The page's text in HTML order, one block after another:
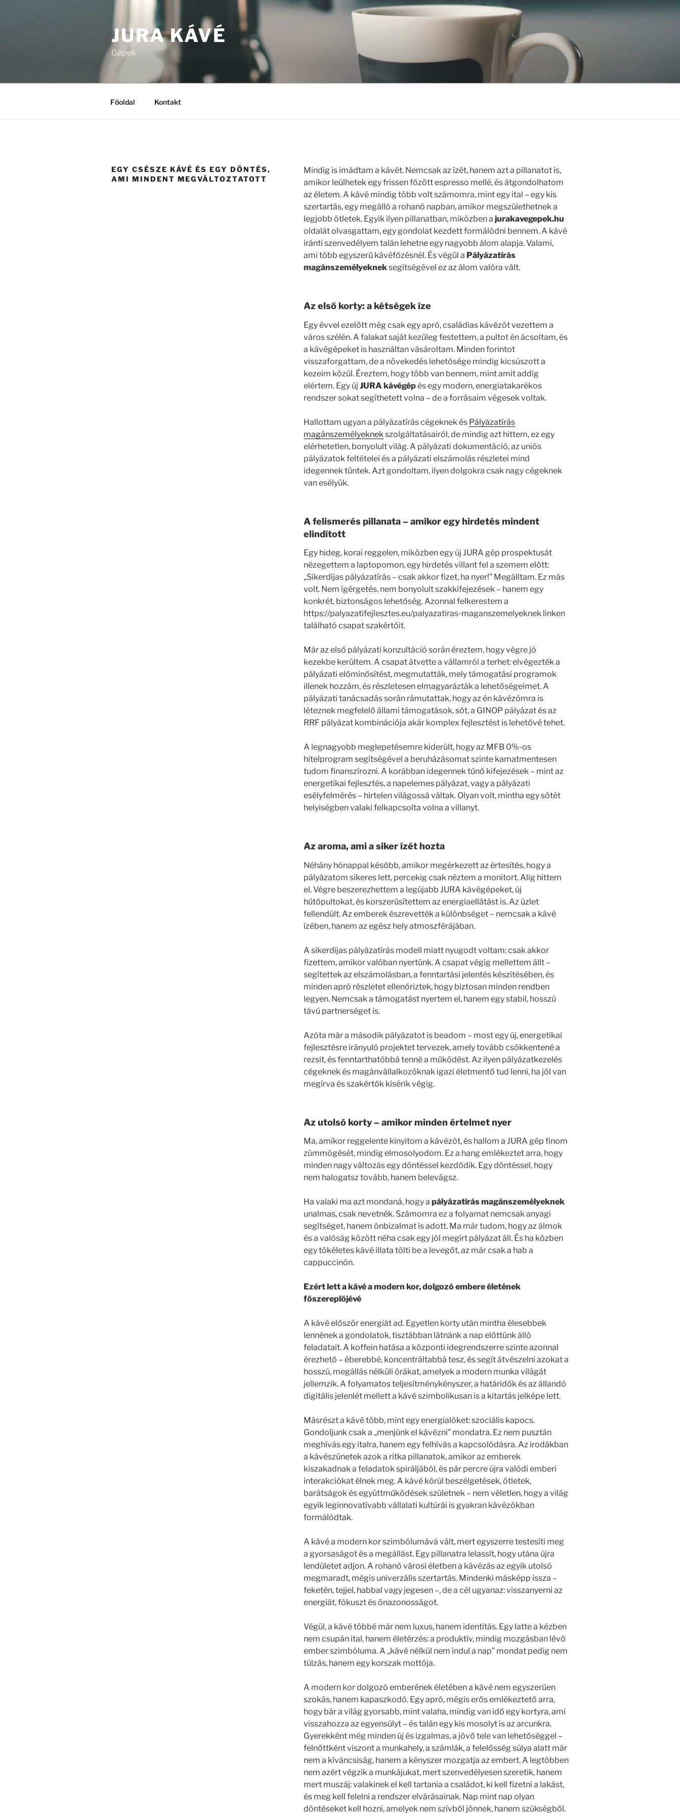
JURA KÁVÉ
Gépek
Főoldal Kontakt
EGY CSÉSZE KÁVÉ ÉS EGY DÖNTÉS,
AMI MINDENT MEGVÁLTOZTATOTT
Mindig is imádtam a kávét. Nemcsak az ízét, hanem azt a pillanatot is,
amikor leülhetek egy frissen főzött espresso mellé, és átgondolhatom
az életem. A kávé mindig több volt számomra, mint egy ital – egy kis
szertartás, egy megálló a rohanó napban, amikor megszülethetnek a
legjobb ötletek. Egyik ilyen pillanatban, miközben a jurakavegepek.hu
oldalát olvasgattam, egy gondolat kezdett formálódni bennem. A kávé
iránti szenvedélyem talán lehetne egy nagyobb álom alapja. Valami,
ami több egyszerű kávéfőzésnél. És végül a Pályázatírás
magánszemélyekneksegítségével ez az álom valóra vált.
Az első korty: a kétségek íze
Egy évvel ezelőtt még csak egy apró, családias kávézót vezettem a
város szélén. A falakat saját kezűleg festettem, a pultot én ácsoltam, és
a kávégépeket is használtan vásároltam. Minden forintot
visszaforgattam, de a növekedés lehetősége mindig kicsúszott a
kezeim közül. Éreztem, hogy több van bennem, mint amit addig
elértem. Egy új JURA kávégépés egy modern, energiatakarékos
rendszer sokat segíthetett volna – de a forrásaim végesek voltak.
Hallottam ugyan a pályázatírás cégeknek és Pályázatírás
magánszemélyeknek szolgáltatásairól, de mindig azt hittem, ez egy
elérhetetlen, bonyolult világ. A pályázati dokumentáció, az uniós
pályázatok feltételei és a pályázati elszámolás részletei mind
idegennek tűntek. Azt gondoltam, ilyen dolgokra csak nagy cégeknek
van esélyük.
A felismerés pillanata – amikor egy hirdetés mindent
elindított
Egy hideg, korai reggelen, miközben egy új JURA gép prospektusát
nézegettem a laptopomon, egy hirdetés villant fel a szemem előtt:
„Sikerdíjas pályázatírás – csak akkor fizet, ha nyer!” Megálltam. Ez más
volt. Nem ígérgetés, nem bonyolult szakkifejezések – hanem egy
konkrét, biztonságos lehetőség. Azonnal felkerestem a
https://palyazatifejlesztes.eu/palyazatiras-maganszemelyeknek linken
található csapat szakértőit.
Már az első pályázati konzultáció során éreztem, hogy végre jó
kezekbe kerültem. A csapat átvette a vállamról a terhet: elvégezték a
pályázati előminősítést, megmutatták, mely támogatási programok
illenek hozzám, és részletesen elmagyarázták a lehetőségeimet. A
pályázati tanácsadás során rámutattak, hogy az én kávézómra is
léteznek megfelelő állami támogatások, sőt, a GINOP pályázat és az
RRF pályázat kombinációja akár komplex fejlesztést is lehetővé tehet.
A legnagyobb meglepetésemre kiderült, hogy az MFB 0%-os
hitelprogram segítségével a beruházásomat szinte kamatmentesen
tudom finanszírozni. A korábban idegennek tűnő kifejezések – mint az
energetikai fejlesztés, a napelemes pályázat, vagy a pályázati
esélyfelmérés – hirtelen világossá váltak. Olyan volt, mintha egy sötét
helyiségben valaki felkapcsolta volna a villanyt.
Az aroma, ami a siker ízét hozta
Néhány hónappal később, amikor megérkezett az értesítés, hogy a
pályázatom sikeres lett, percekig csak néztem a monitort. Alig hittem
el. Végre beszerezhettem a legújabb JURA kávégépeket, új
hűtőpultokat, és korszerűsítettem az energiaellátást is. Az üzlet
fellendült. Az emberek észrevették a különbséget – nemcsak a kávé
ízében, hanem az egész hely atmoszférájában.
A sikerdíjas pályázatírás modell miatt nyugodt voltam: csak akkor
fizettem, amikor valóban nyertünk. A csapat végig mellettem állt –
segítettek az elszámolásban, a fenntartási jelentés készítésében, és
minden apró részletet ellenőriztek, hogy biztosan minden rendben
legyen. Nemcsak a támogatást nyertem el, hanem egy stabil, hosszú
távú partnerséget is.
Azóta már a második pályázatot is beadom – most egy új, energetikai
fejlesztésre irányuló projektet tervezek, amely tovább csökkentené a
rezsit, és fenntarthatóbbá tenné a működést. Az ilyen pályázatkezelés
cégeknek és magánvállalkozóknak igazi életmentő tud lenni, ha jól van
megírva és szakértők kísérik végig.
Az utolsó korty – amikor minden értelmet nyer
Ma, amikor reggelente kinyitom a kávézót, és hallom a JURA gép finom
zümmögését, mindig elmosolyodom. Ez a hang emlékeztet arra, hogy
minden nagy változás egy döntéssel kezdődik. Egy döntéssel, hogy
nem halogatsz tovább, hanem belevágsz.
Ha valaki ma azt mondaná, hogy a pályázatírás magánszemélyeknek
unalmas, csak nevetnék. Számomra ez a folyamat nemcsak anyagi
segítséget, hanem önbizalmat is adott. Ma már tudom, hogy az álmok
és a valóság között néha csak egy jól megírt pályázat áll. És ha közben
egy tökéletes kávé illata tölti be a levegőt, az már csak a hab a
cappuccinón.
Ezért lett a kávé a modern kor, dolgozó embere életének
főszereplőjévé
A kávé először energiát ad. Egyetlen korty után mintha élesebbek
lennének a gondolatok, tisztábban látnánk a nap előttünk álló
feladatait. A koffein hatása a központi idegrendszerre szinte azonnal
érezhető – éberebbé, koncentráltabbá tesz, és segít átvészelni azokat a
hosszú, megállás nélküli órákat, amelyek a modern munka világát
jellemzik. A folyamatos teljesítménykényszer, a határidők és az állandó
digitális jelenlét mellett a kávé szimbolikusan is a kitartás jelképe lett.
Másrészt a kávé több, mint egy energialöket: szociális kapocs.
Gondoljunk csak a „menjünk el kávézni” mondatra. Ez nem pusztán
meghívás egy italra, hanem egy felhívás a kapcsolódásra. Az irodákban
a kávészünetek azok a ritka pillanatok, amikor az emberek
kiszakadnak a feladatok spiráljából, és pár percre újra valódi emberi
interakciókat élnek meg. A kávé körül beszélgetések, ötletek,
barátságok és együttműködések születnek – nem véletlen, hogy a világ
egyik leginnovatívabb vállalati kultúrái is gyakran kávézókban
formálódtak.
A kávé a modern kor szimbólumává vált, mert egyszerre testesíti meg
a gyorsaságot és a megállást. Egy pillanatra lelassít, hogy utána újra
lendületet adjon. A rohanó városi életben a kávézás az egyik utolsó
megmaradt, mégis univerzális szertartás. Mindenki másképp issza –
feketén, tejjel, habbal vagy jegesen –, de a cél ugyanaz: visszanyerni az
energiát, fókuszt és önazonosságot.
Végül, a kávé többé már nem luxus, hanem identitás. Egy latte a kézben
nem csupán ital, hanem életérzés: a produktív, mindig mozgásban lévő
ember szimbóluma. A „kávé nélkül nem indul a nap” mondat pedig nem
túlzás, hanem egy korszak mottója.
A modern kor dolgozó emberének életében a kávé nem egyszerűen
szokás, hanem kapaszkodó. Egy apró, mégis erős emlékeztető arra,
hogy bár a világ gyorsabb, mint valaha, mindig van idő egy kortyra, ami
visszahozza az egyensúlyt – és talán egy kis mosolyt is az arcunkra.
Gyerekként még minden új és izgalmas, a jövő tele van lehetőséggel –
felnőttként viszont a munkahely, a számlák, a felelősség súlya alatt már
nem a kíváncsiság, hanem a kényszer mozgatja az embert. A legtöbben
nem azért végzik a munkájukat, mert szenvedélyesen szeretik, hanem
mert muszáj: valakinek el kell tartania a családot, ki kell fizetni a lakást,
és meg kell felelni a rendszer elvárásainak. Nap mint nap olyan
döntéseket kell hozni, amelyek nem szívből jönnek, hanem szükségből.